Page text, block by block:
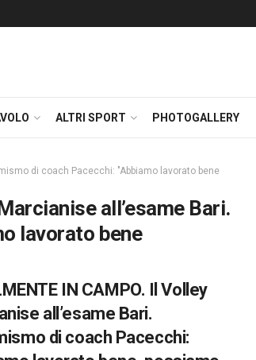
ALTRI SPORT PHOTOGALLERY
di coach Pacecchi: "Abbiamo lavorato bene
all’esame Bari.
lavorato bene
IN CAMPO. Il Volley
all’esame Bari.
di coach Pacecchi: